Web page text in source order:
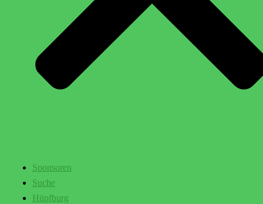
Sponsoren
Suche
Hüpfburg